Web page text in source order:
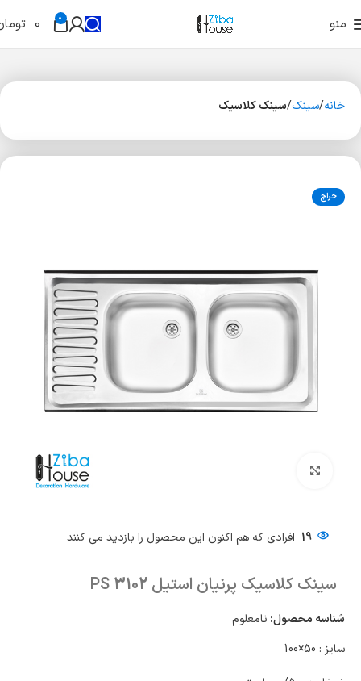
منو 0
0
خانه سینک سینک کلاسیک
حراج
19 افرادی که هم اکنون این محصول را بازدید می کنند
سینک کلاسیک پرنیان استیل PS 3102
شناسه محصول: نامعلوم
سایز : 50×100